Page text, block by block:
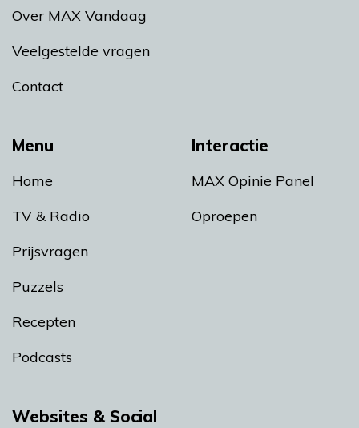
Menu
Home
TV & Radio
Prijsvragen
Puzzels
Recepten
Podcasts
Interactie
MAX Opinie Panel
Oproepen
Over MAX Vandaag
Veelgestelde vragen
Contact
Websites & Social